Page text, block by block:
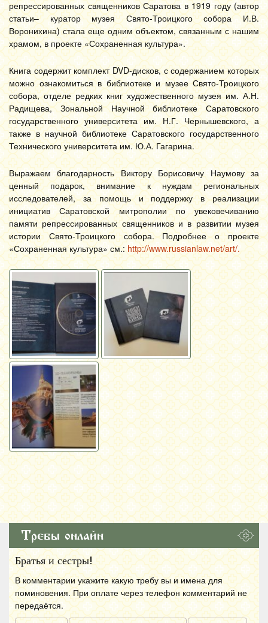
репрессированных священников Саратова в 1919 году (автор
статьи– куратор музея Свято-Троицкого собора И.В.
Воронихина) стала еще одним объектом, связанным с нашим
храмом, в проекте «Сохраненная культура».
Книга содержит комплект DVD-дисков, с содержанием которых
можно ознакомиться в библиотеке и музее Свято-Троицкого
собора, отделе редких книг художественного музея им. А.Н.
Радищева, Зональной Научной библиотеке Саратовского
государственного университета им. Н.Г. Чернышевского, а
также в научной библиотеке Саратовского государственного
Технического университета им. Ю.А. Гагарина.
Выражаем благодарность Виктору Борисовичу Наумову за
ценный подарок, внимание к нуждам региональных
исследователей, за помощь и поддержку в реализации
инициатив Саратовской митрополии по увековечиванию
памяти репрессированных священников и в развитии музея
истории Свято-Троицкого собора. Подробнее о проекте
«Сохраненная культура» см.:http://www.russianlaw.net/art/.
Требы онлайн
Братья и сестры!
В комментарии укажите какую требу вы и имена для
поминовения. При оплате через телефон комментарий не
передаётся.